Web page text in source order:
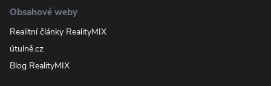
Obsahové weby
Realitní články RealityMIX
útulně.cz
Blog RealityMIX